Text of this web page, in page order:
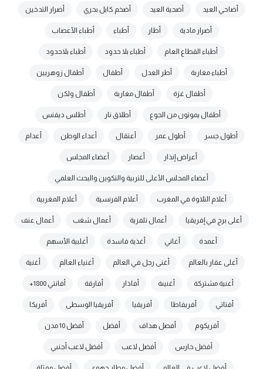
أضاحي العيد أضحية العيد أضخم كابل بحري أضرار التدخين
أضرار مادية أطار أطباء أطباء الأعصاب
أطباء القطاع العام أطباء بلا حدود أطباء بلاحدود
أطباء مغاربة أطر العدل أطفال أطفال زوهريين
أطفال غزة أطفال مغاربة أطفال ولكن
أطفال يموتون من الجوع أطلاق نار أطلس ديفنس
أطول جسر أطول عمر أعتقال أعداء الوطن أعدام
أعراض إنذار أعصار أعضاء المجلس
أعضاء المجلس الأعلى للتربية والتكوين والبحث العلمي
أعلام التلاوة في المغرب أعلام الفرنسية أعلام المغربية
أعلى برج في إفريقيا أعمال تلفزية أعمال شغب أعمال عنف
أعمدة أغاني أغذية فاسدة أغلبية الأسهم
أغلى عقار بالعالم أغنى رجل في العالم أغنياء العالم أغنية
أغنية مشتركة أغنيىة أفاذار أفارقة أفانتي 1800+
أفتاتي أفريفاطا أفريقيا أفريقيا الوسطى أفريكا
أفريكوم أفصل هداف أفضل أفضل 10 مدن
أفضل حارس أفضل لاعب أفضل لاعب أجنبي